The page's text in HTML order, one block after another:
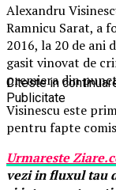
Alexandru
Ramnicu Sarat, a
2016, la 20 de ani
gasit vinovat de
premiera din
Visinescu este
pentru fapte
UrmaresteZiare.
vezi in fluxul tau
Citeste in
Publicitate